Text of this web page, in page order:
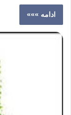
ادامه »»»